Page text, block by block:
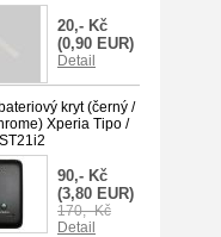
20,- Kč
(0,90 EUR)
Detail
kryt (černý /
Xperia Tipo /
90,- Kč
(3,80 EUR)
170,- Kč
Detail